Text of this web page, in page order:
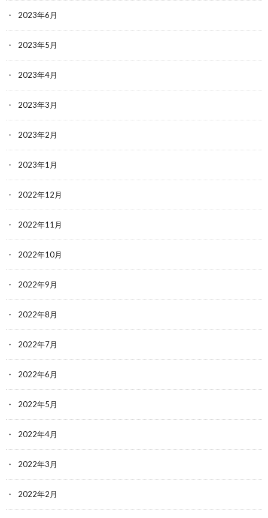
2023年6月
2023年5月
2023年4月
2023年3月
2023年2月
2023年1月
2022年12月
2022年11月
2022年10月
2022年9月
2022年8月
2022年7月
2022年6月
2022年5月
2022年4月
2022年3月
2022年2月